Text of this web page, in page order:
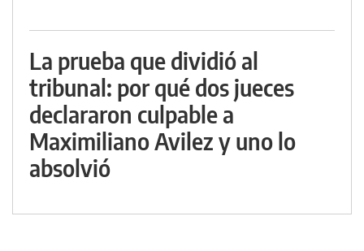
La prueba que dividió al
tribunal: por qué dos jueces
declararon culpable a
Maximiliano Avilez y uno lo
absolvió